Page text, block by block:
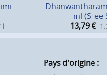
l
ml (Sree
13,79 €
Pays d'origine :